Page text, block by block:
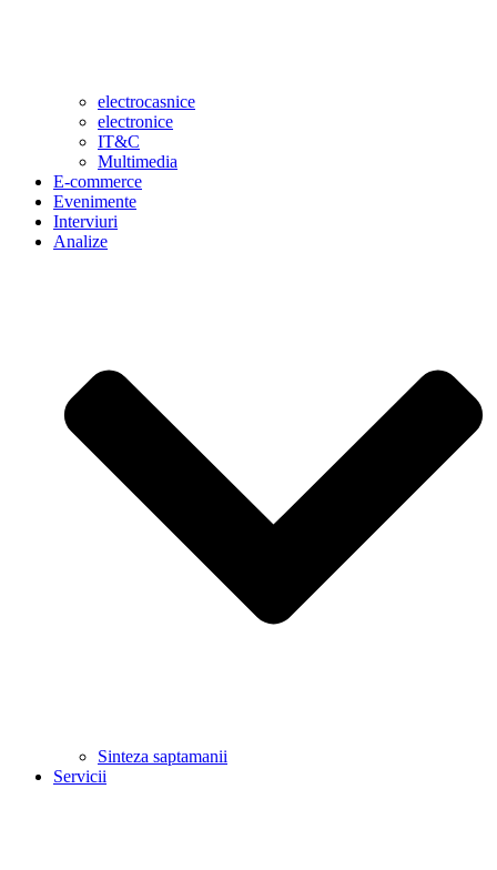
electrocasnice
electronice
IT&C
Multimedia
E-commerce
Evenimente
Interviuri
Analize
Sinteza saptamanii
Servicii